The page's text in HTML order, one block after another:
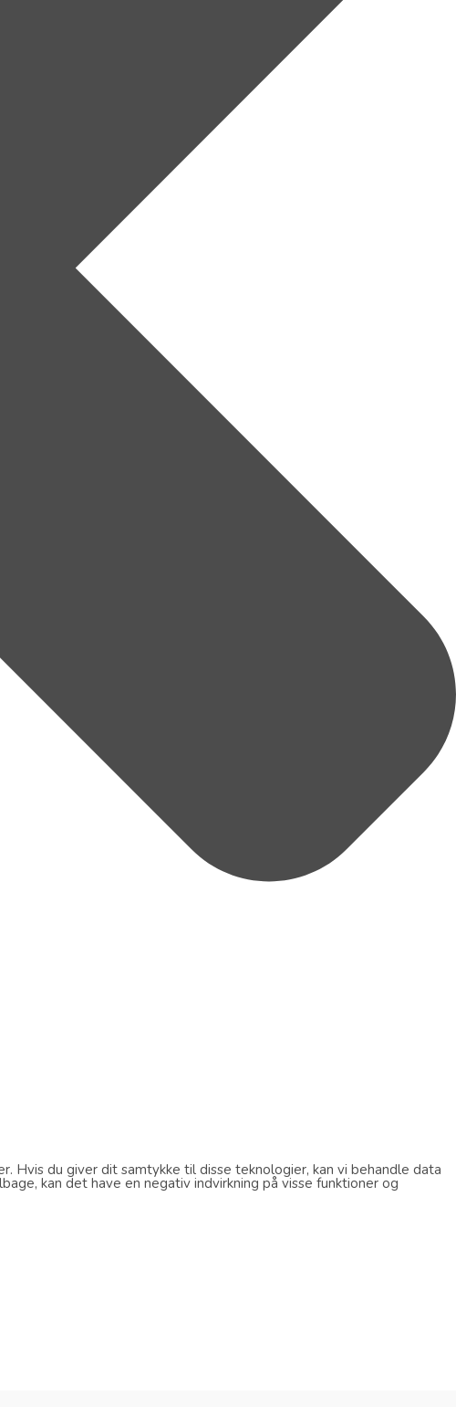
du giver dit samtykke til disse teknologier, kan vi behandle data
kan det have en negativ indvirkning på visse funktioner og